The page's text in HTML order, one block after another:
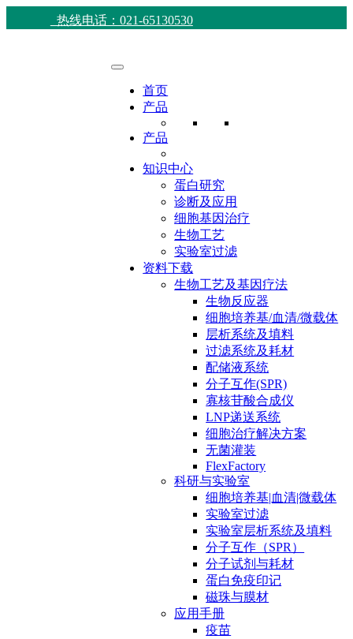
热线电话：021-65130530
首页
产品
产品
知识中心
蛋白研究
诊断及应用
细胞基因治疗
生物工艺
实验室过滤
资料下载
生物工艺及基因疗法
生物反应器
细胞培养基/血清/微载体
层析系统及填料
过滤系统及耗材
配储液系统
分子互作(SPR)
寡核苷酸合成仪
LNP递送系统
细胞治疗解决方案
无菌灌装
FlexFactory
科研与实验室
细胞培养基|血清|微载体
实验室过滤
实验室层析系统及填料
分子互作（SPR）
分子试剂与耗材
蛋白免疫印记
磁珠与膜材
应用手册
疫苗